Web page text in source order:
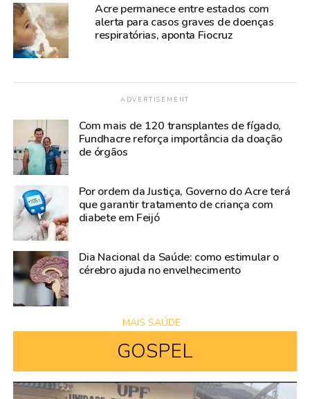
Acre permanece entre estados com
alerta para casos graves de doenças
respiratórias, aponta Fiocruz
ADVERTISEMENT
Com mais de 120 transplantes de fígado,
Fundhacre reforça importância da doação
de órgãos
Por ordem da Justiça, Governo do Acre terá
que garantir tratamento de criança com
diabete em Feijó
Dia Nacional da Saúde: como estimular o
cérebro ajuda no envelhecimento
MAIS SAÚDE
GOSPEL